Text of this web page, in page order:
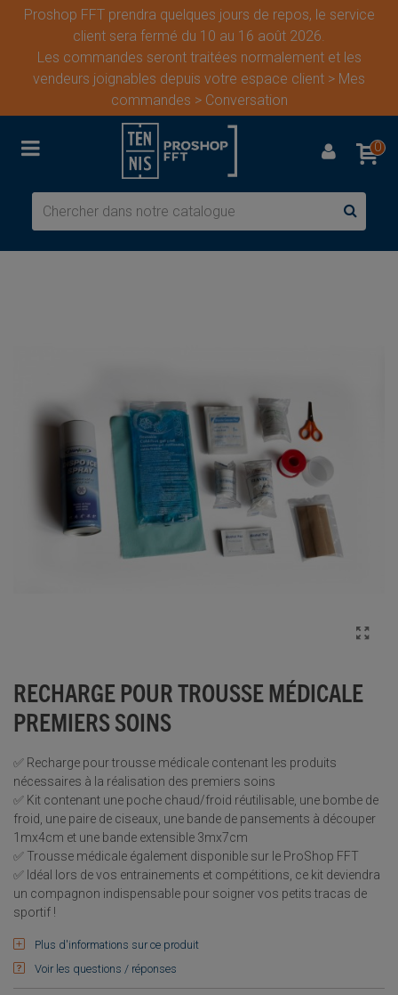
Proshop FFT prendra quelques jours de repos, le service
client sera fermé du 10 au 16 août 2026.
Les commandes seront traitées normalement et les
vendeurs joignables depuis votre espace client > Mes
commandes > Conversation
0
RECHARGE POUR TROUSSE MÉDICALE
PREMIERS SOINS
✅ Recharge pour trousse médicale contenant les produits
nécessaires à la réalisation des premiers soins
✅ Kit contenant une poche chaud/froid réutilisable, une bombe de
froid, une paire de ciseaux, une bande de pansements à découper
1mx4cm et une bande extensible 3mx7cm
✅ Trousse médicale également disponible sur le ProShop FFT
✅ Idéal lors de vos entrainements et compétitions, ce kit deviendra
un compagnon indispensable pour soigner vos petits tracas de
sportif !
Plus d'informations sur ce produit
Voir les questions / réponses